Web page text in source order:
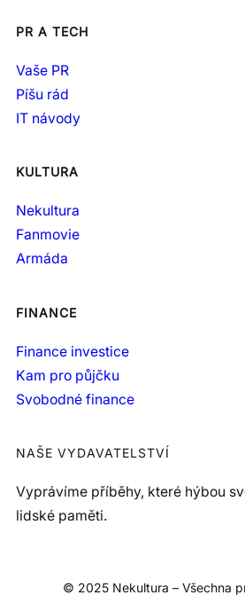
PR A TECH
Vaše PR
Píšu rád
IT návody
KULTURA
Nekultura
Fanmovie
Armáda
FINANCE
Finance investice
Kam pro půjčku
Svobodné finance
NAŠE VYDAVATELSTVÍ
Vyprávíme příběhy, které hýbou
lidské paměti.
© 2025 Nekultura – Všechna